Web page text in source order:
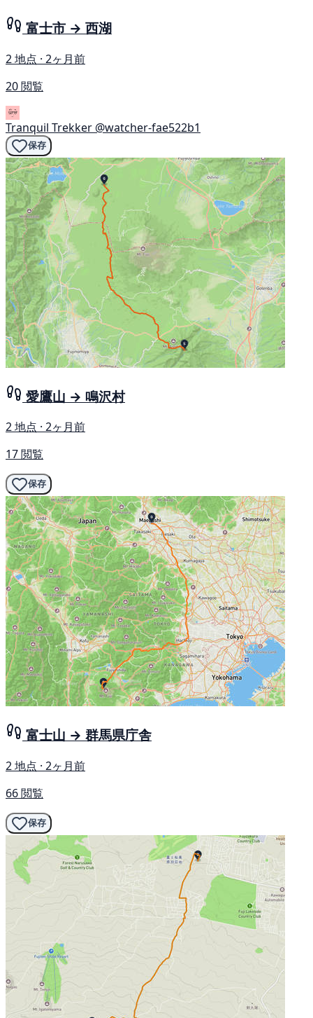
富士市 → 西湖
2 地点 · 2ヶ月前
20 閲覧
Tranquil Trekker @watcher-fae522b1
保存
愛鷹山 → 鳴沢村
2 地点 · 2ヶ月前
17 閲覧
保存
富士山 → 群馬県庁舎
2 地点 · 2ヶ月前
66 閲覧
保存